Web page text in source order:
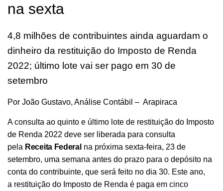
na sexta
4,8 milhões de contribuintes ainda aguardam o
dinheiro da restituição do Imposto de Renda
2022; último lote vai ser pago em 30 de
setembro
Por João Gustavo, Análise Contábil – Arapiraca
A consulta ao quinto e último lote de restituição do Imposto
de Renda 2022 deve ser liberada para consulta
pela Receita Federal na próxima sexta-feira, 23 de
setembro, uma semana antes do prazo para o depósito na
conta do contribuinte, que será feito no dia 30. Este ano,
a restituição do Imposto de Renda é paga em cinco